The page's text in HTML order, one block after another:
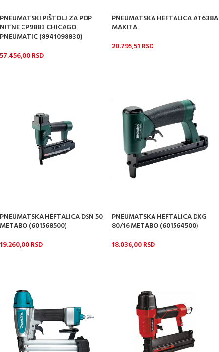
PNEUMATSKI PIŠTOLJ ZA POP
NITNE CP9883 CHICAGO
PNEUMATIC (8941098830)
57.456,00RSD
PNEUMATSKA HEFTALICA AT638A
MAKITA
20.795,51 RSD
PNEUMATSKA HEFTALICA DSN 50
METABO (601568500)
19.260,00RSD
PNEUMATSKA HEFTALICA DKG
80/16 METABO (601564500)
18.036,00RSD